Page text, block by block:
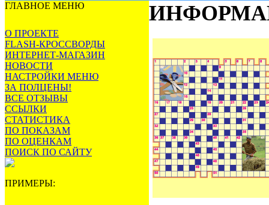
ГЛАВНОЕ МЕНЮ
О ПРОЕКТЕ
FLASH-КРОССВОРДЫ
ИНТЕРНЕТ-МАГАЗИН
НОВОСТИ
НАСТРОЙКИ МЕНЮ
ЗА ПОЛЦЕНЫ!
ВСЕ ОТЗЫВЫ
ССЫЛКИ
СТАТИСТИКА
ПО ПОКАЗАМ
ПО ОЦЕНКАМ
ПОИСК ПО САЙТУ
ПРИМЕРЫ: